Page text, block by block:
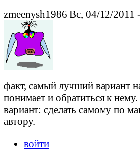
zmeenysh1986 Вс, 04/12/2011
факт, самый лучший вариант
понимает и обратиться к
вариант: сделать самому по
автору.
войти